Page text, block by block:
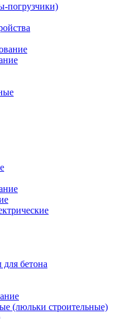
погрузчики)
бетона
(люльки строительные)